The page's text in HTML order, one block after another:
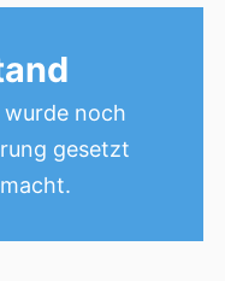
wurde noch
gesetzt